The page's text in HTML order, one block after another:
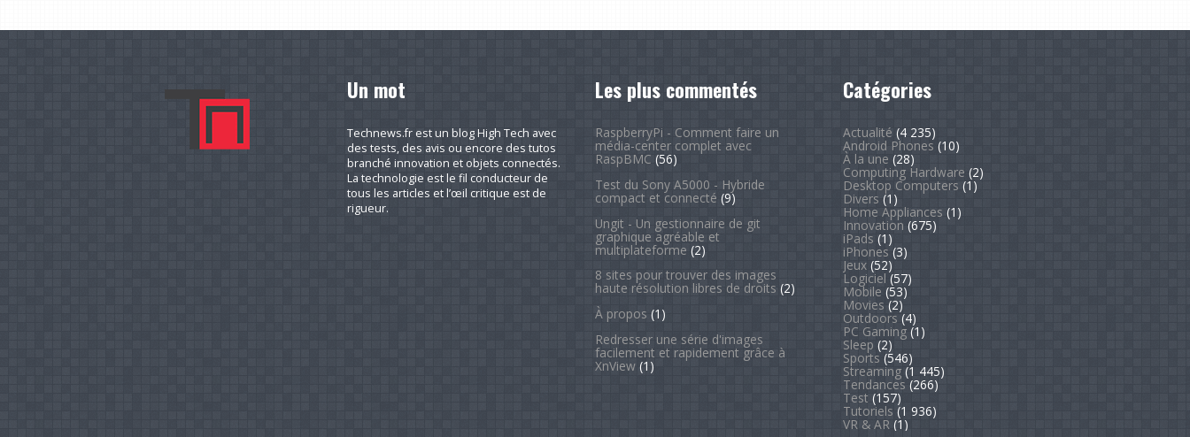
Un mot
Technews.fr est un blog High Tech avec
des tests, des avis ou encore des tutos
branché innovation et objets connectés.
La technologie est le fil conducteur de
tous les articles et l’œil critique est de
rigueur.
Les plus commentés
RaspberryPi - Comment faire un
média-center complet avec
RaspBMC (56)
Test du Sony A5000 - Hybride
compact et connecté (9)
Ungit - Un gestionnaire de git
graphique agréable et
multiplateforme (2)
8 sites pour trouver des images
haute résolution libres de droits (2)
À propos (1)
Redresser une série d'images
facilement et rapidement grâce à
XnView(1)
Catégories
Actualité (4 235)
Android Phones (10)
À la une (28)
Computing Hardware (2)
Desktop Computers (1)
Divers (1)
Home Appliances (1)
Innovation (675)
iPads (1)
iPhones (3)
Jeux(52)
Logiciel (57)
Mobile (53)
Movies (2)
Outdoors (4)
PC Gaming(1)
Sleep (2)
Sports (546)
Streaming(1 445)
Tendances (266)
Test (157)
Tutoriels (1 936)
VR & AR(1)